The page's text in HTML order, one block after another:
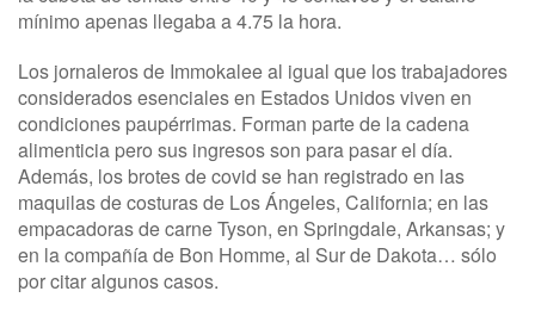
mínimo apenas llegaba a 4.75 la hora.
Los jornaleros de Immokalee al igual que los trabajadores
considerados esenciales en Estados Unidos viven en
condiciones paupérrimas. Forman parte de la cadena
alimenticia pero sus ingresos son para pasar el día.
Además, los brotes de covid se han registrado en las
maquilas de costuras de Los Ángeles, California; en las
empacadoras de carne Tyson, en Springdale, Arkansas; y
en la compañía de Bon Homme, al Sur de Dakota… sólo
por citar algunos casos.